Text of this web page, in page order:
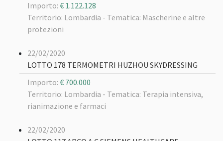
Importo: € 1.122.128
Territorio: Lombardia - Tematica: Mascherine e altre
protezioni
22/02/2020
LOTTO 178 TERMOMETRI HUZHOU SKYDRESSING
Importo: € 700.000
Territorio: Lombardia - Tematica: Terapia intensiva,
rianimazione e farmaci
22/02/2020